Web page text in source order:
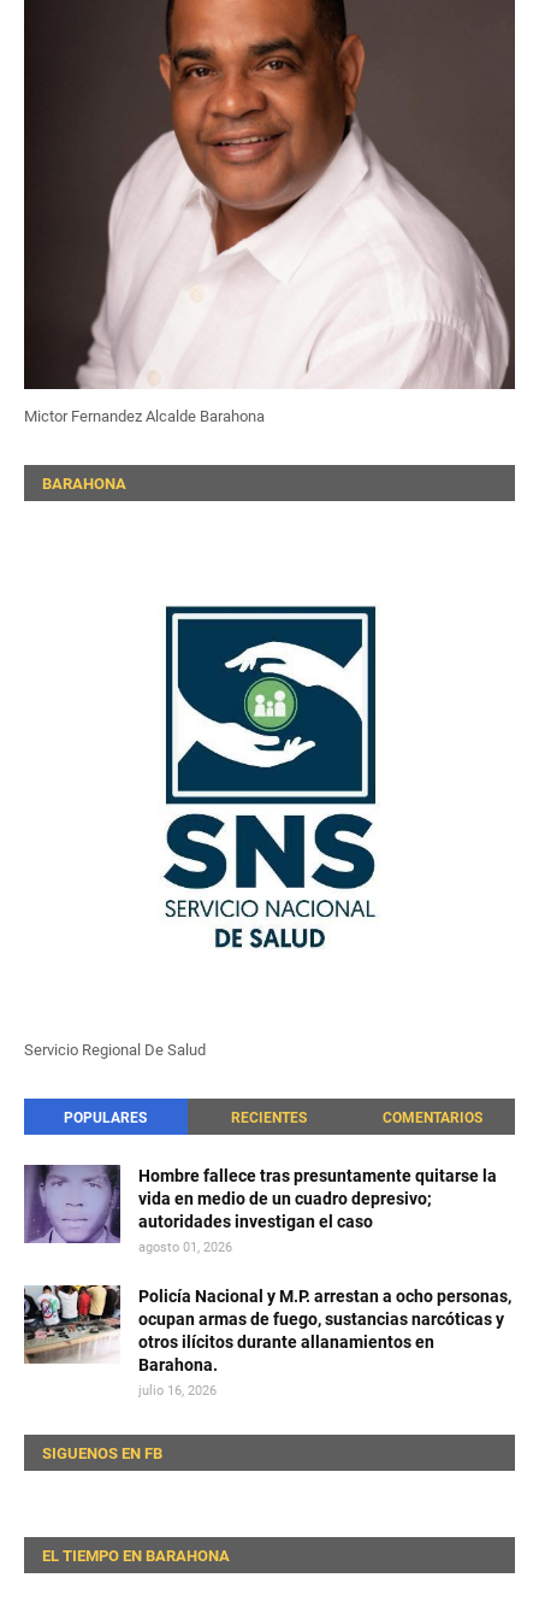
Mictor Fernandez Alcalde Barahona
BARAHONA
Servicio Regional De Salud
POPULARES RECIENTES COMENTARIOS
Hombre fallece tras presuntamente quitarse la
vida en medio de un cuadro depresivo;
autoridades investigan el caso
agosto 01, 2026
Policía Nacional y M.P. arrestan a ocho personas,
ocupan armas de fuego, sustancias narcóticas y
otros ilícitos durante allanamientos en
Barahona.
julio 16, 2026
SIGUENOS EN FB
EL TIEMPO EN BARAHONA